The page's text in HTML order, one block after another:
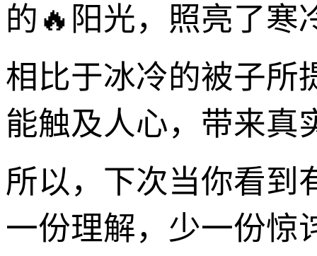
的🔥阳光，照亮了寒
相比于冰冷的被子所
能触及人心，带来真
所以，下次当你看到
一份理解，少一份惊